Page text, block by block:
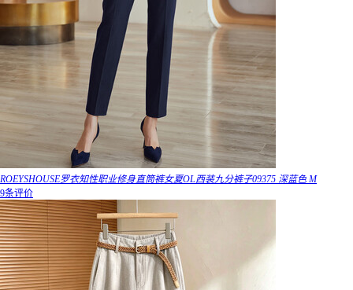
ROEYSHOUSE罗衣知性职业修身直筒裤女夏OL西装九分裤子09375 深蓝色 M
9条评价